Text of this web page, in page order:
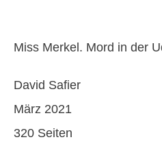
Miss Merkel. Mord in der
David Safier
März 2021
320 Seiten